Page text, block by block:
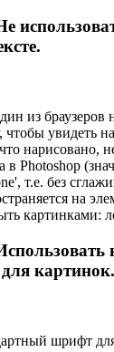
из браузеров
чтобы увидеть
нарисовано,
в Photoshop
т.е. без
на
картинками:
картинок.
шрифт